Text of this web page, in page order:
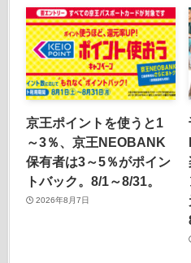
京王ポイントを使うと1
～3％、京王NEOBANK
保有者は3～5％がポイン
トバック。8/1～8/31。
2026年8月7日